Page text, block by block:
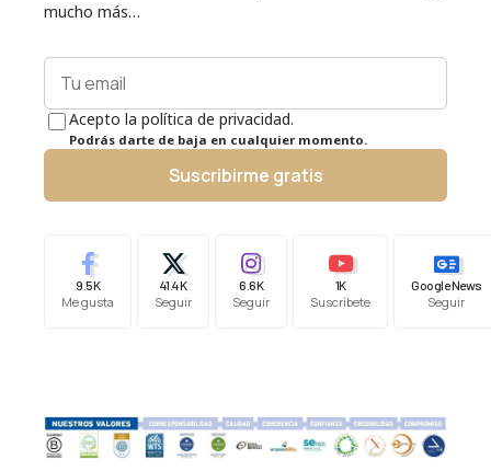
mucho más…
Acepto la política de privacidad.
Podrás darte de baja en cualquier momento.
Suscribirme gratis
9.5K
Me gusta
41.4K
Seguir
6.6K
Seguir
1K
Suscríbete
Google News
Seguir